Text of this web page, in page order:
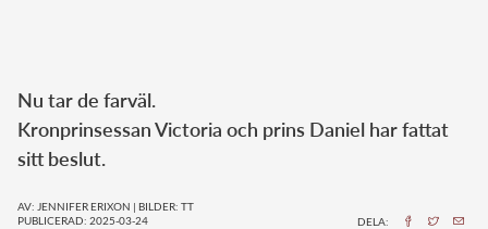
Nu tar de farväl.
Kronprinsessan Victoria och prins Daniel har fattat
sitt beslut.
AV: JENNIFER ERIXON | BILDER: TT
PUBLICERAD: 2025-03-24
DELA: